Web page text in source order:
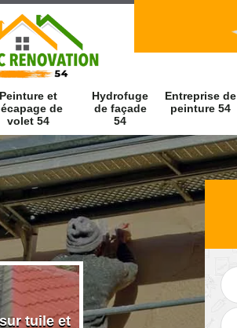
Peinture et
de
volet 54
Hydrofuge
de façade
54
Entreprise de
peinture 54
tuile et